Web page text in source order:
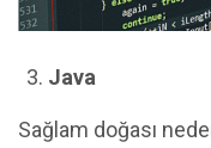
Java
Sağlam doğası